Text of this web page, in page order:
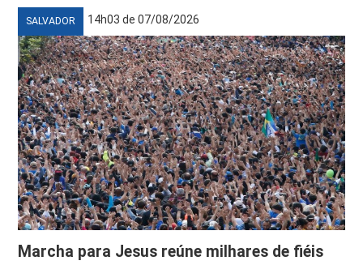
SALVADOR 14h03 de 07/08/2026
Marcha para Jesus reúne milhares de fiéis